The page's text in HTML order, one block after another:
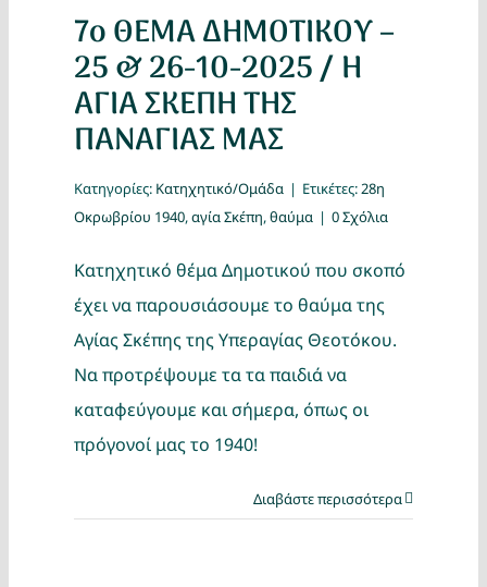
7ο ΘΕΜΑ ΔΗΜΟΤΙΚΟΥ –
25 & 26-10-2025 / Η
ΑΓΙΑ ΣΚΕΠΗ ΤΗΣ
ΠΑΝΑΓΙΑΣ ΜΑΣ
Κατηγορίες: Κατηχητικό/Ομάδα | Ετικέτες:28η
Οκρωβρίου 1940,αγία Σκέπη,θαύμα | 0 Σχόλια
Κατηχητικό θέμα Δημοτικού που σκοπό
έχει να παρουσιάσουμε το θαύμα της
Αγίας Σκέπης της Υπεραγίας Θεοτόκου.
Να προτρέψουμε τα τα παιδιά να
καταφεύγουμε και σήμερα, όπως οι
πρόγονοί μας το 1940!
Διαβάστε περισσότερα